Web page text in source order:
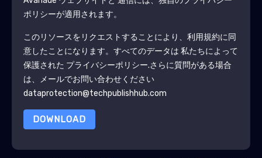
ポリシーが適用されます。
このリソースをリクエストすることにより、利用規約に同
意したことになります。すべてのデータは 私たちによって
保護された プライバシーポリシー.さらに質問がある場合
は、メールでお問い合わせください
dataprotection@techpublishhub.com
DOWNLOAD